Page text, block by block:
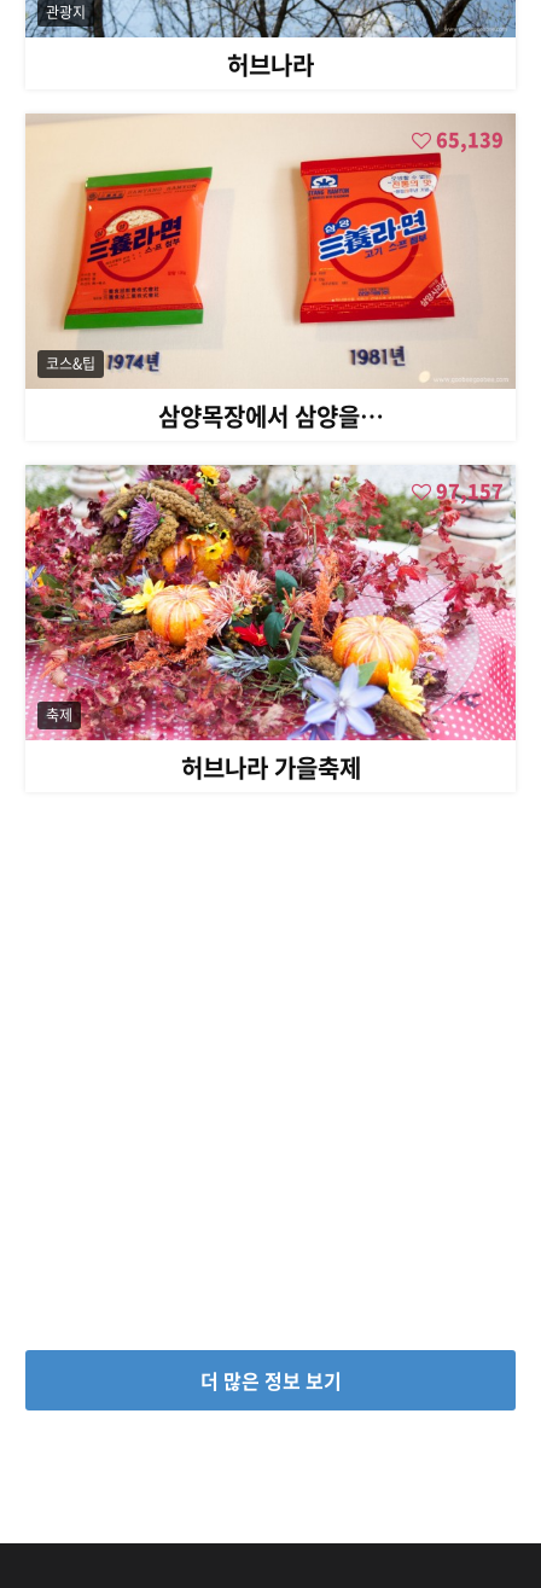
허브나라
관광지
65,139
삼양목장에서 삼양을…
코스&팁
97,157
허브나라 가을축제
축제
더 많은 정보 보기